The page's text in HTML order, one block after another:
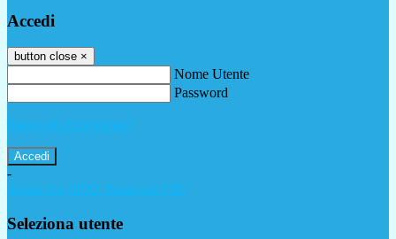
Accedi
button close ×
Nome Utente
Password
Password dimenticata?
-
Entra con SPID
Entra con CIE
Seleziona utente